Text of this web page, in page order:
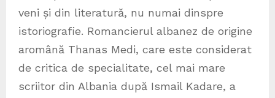
veni și din literatură, nu numai dinspre
istoriografie. Romancierul albanez de origine
aromână Thanas Medi, care este considerat
de critica de specialitate, cel mai mare
scriitor din Albania după Ismail Kadare, a